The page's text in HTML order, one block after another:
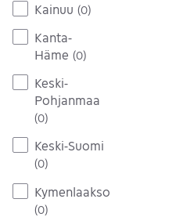
Kainuu (0)
Kanta-
Häme (0)
Keski-
Pohjanmaa
(0)
Keski-Suomi
(0)
Kymenlaakso
(0)